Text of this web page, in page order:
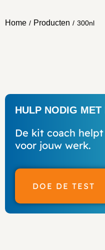
Home / Producten / 300nl
HULP NODIG
De kit coach
voor jouw werk.
DOE DE TEST